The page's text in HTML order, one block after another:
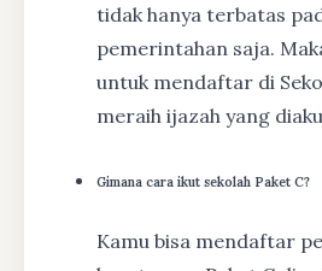
tidak hanya terbatas
pemerintahan saja.
untuk mendaftar di
meraih ijazah yang
Gimana cara ikut sekolah Paket C?
Kamu bisa mendaftar